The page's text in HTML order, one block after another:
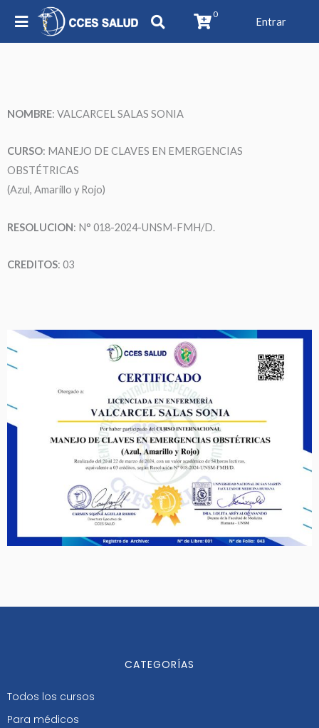
0
Entrar
NOMBRE: VALCARCEL SALAS SONIA
CURSO: MANEJO DE CLAVES EN EMERGENCIAS
OBSTÉTRICAS
(Azul, Amarillo y Rojo)
RESOLUCION: N° 018-2024-UNSM-FMH/D.
CREDITOS: 03
CATEGORÍAS
Todos los cursos
Para médicos